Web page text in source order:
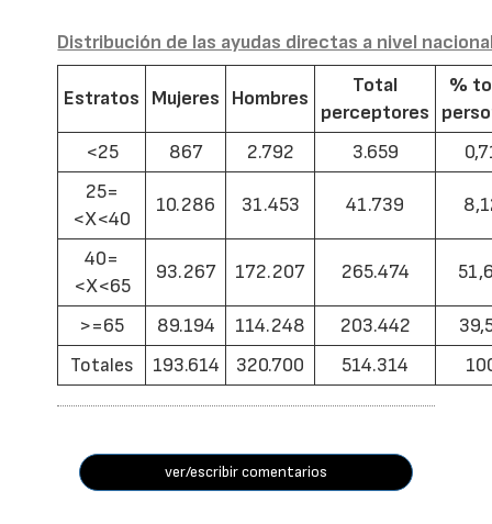
Distribución de las ayudas directas a nivel
Estratos Mujeres Hombres
Total
perceptores
%
<25
867 2.792 3.659
25=
<X<40
10.286 31.453 41.739
40=
<X<65
93.267 172.207 265.474
>=65 89.194 114.248 203.442
Totales
193.614 320.700 514.314
ver/escribir comentarios